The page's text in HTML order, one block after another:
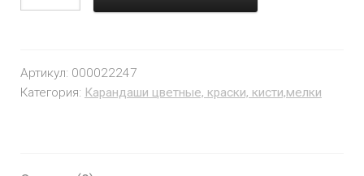
Артикул: 000022247
Категория: Карандаши цветные, краски, кисти,мелки